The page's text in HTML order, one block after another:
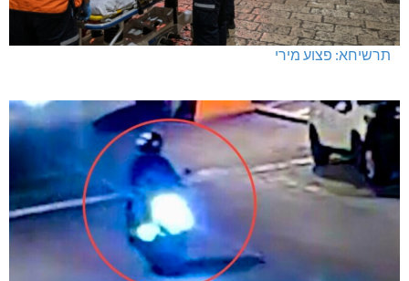
תאונת דרכים קטלנית בנהריה